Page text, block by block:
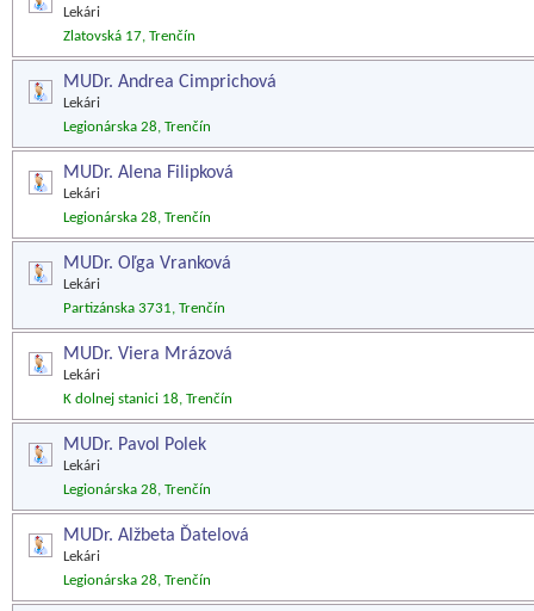
Lekári
Zlatovská 17, Trenčín
MUDr. Andrea Cimprichová
Lekári
Legionárska 28, Trenčín
MUDr. Alena Filipková
Lekári
Legionárska 28, Trenčín
MUDr. Oľga Vranková
Lekári
Partizánska 3731, Trenčín
MUDr. Viera Mrázová
Lekári
K dolnej stanici 18, Trenčín
MUDr. Pavol Polek
Lekári
Legionárska 28, Trenčín
MUDr. Alžbeta Ďatelová
Lekári
Legionárska 28, Trenčín